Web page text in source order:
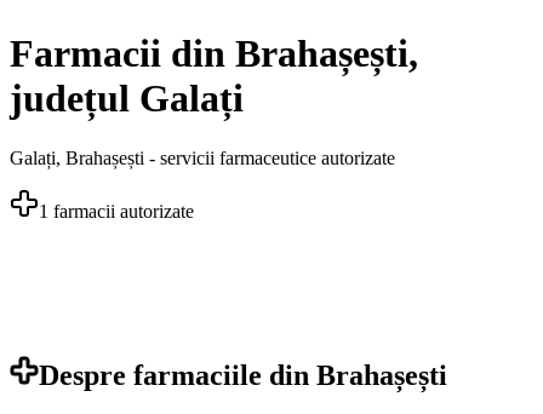
Farmacii din Brahașești,
județul Galați
Galați, Brahașești - servicii farmaceutice autorizate
1 farmacii autorizate
Despre farmaciile din Brahașești